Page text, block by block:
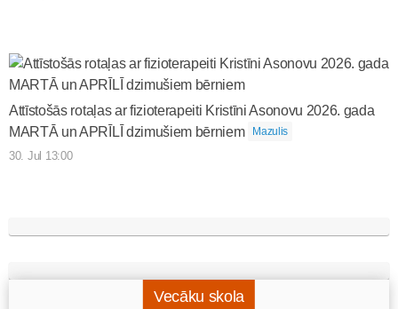
Attīstošās rotaļas ar fizioterapeiti Kristīni Asonovu 2026. gada
MARTĀ un APRĪLĪ dzimušiem bērniem
Mazulis
30. Jul 13:00
Vecāku skola